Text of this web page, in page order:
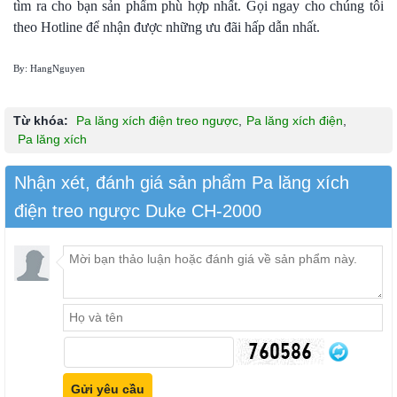
tìm ra cho bạn sản phẩm phù hợp nhất. Gọi ngay cho chúng tôi
theo Hotline để nhận được những ưu đãi hấp dẫn nhất.
By: HangNguyen
Từ khóa: Pa lăng xích điện treo ngược Pa lăng xích điện
Pa lăng xích
Nhận xét, đánh giá sản phẩm Pa lăng xích
điện treo ngược Duke CH-2000